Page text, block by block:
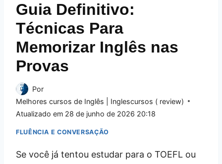
Guia Definitivo:
Técnicas Para
Memorizar Inglês nas
Provas
Por
Melhores cursos de Inglês | Inglescursos ( review)
Atualizado em 28 de junho de 2026 20:18
FLUÊNCIA E CONVERSAÇÃO
Se você já tentou estudar para o TOEFL ou